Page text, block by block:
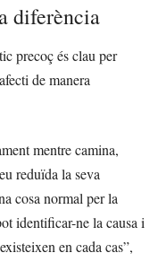
diferència
precoç és clau per
de manera
mentre camina,
reduïda la seva
cosa normal per la
identificar-ne la causa i
en cada cas”,